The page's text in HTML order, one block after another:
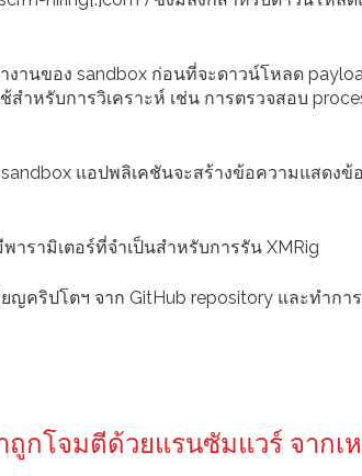
านของ sandbox ก่อนที่จะดาวน์โหลด
หรับการวิเคราะห์ เช่น การตรวจสอบ
แอปพลิเคชันจะสร้างข้อความแสดงข้
ารามิเตอร์ที่จำเป็นสำหรับการรัน XMRig
คริปโตฯ จาก GitHub repository และทำกา
กโจมตีด้วยแรนซัมแวร์ จากเ